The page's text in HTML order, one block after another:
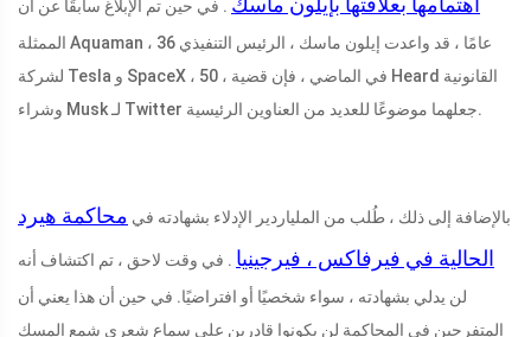
. في حين تم الإبلاغ سابقًا عن أن
الممثلة Aquaman ، 36 عامًا ، قد واعدت إيلون ماسك ، الرئيس التنفيذي
لشركة Tesla و SpaceX ، 50 ، في الماضي ، فإن قضية Heard القانونية
وشراء Musk لـ Twitter جعلهما موضوعًا للعديد من العناوين الرئيسية.
بالإضافة إلى ذلك ، طُلب من الملياردير الإدلاء بشهادته في محاكمة هيرد
الحالية في فيرفاكس ، فيرجينيا . في وقت لاحق ، تم اكتشاف أنه
لن يدلي بشهادته ، سواء شخصيًا أو افتراضيًا. في حين أن هذا يعني أن
المتفرجين في المحاكمة لن يكونوا قادرين على سماع شعري شمع المسك